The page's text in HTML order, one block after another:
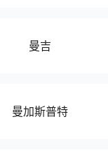
曼吉
曼加斯普特